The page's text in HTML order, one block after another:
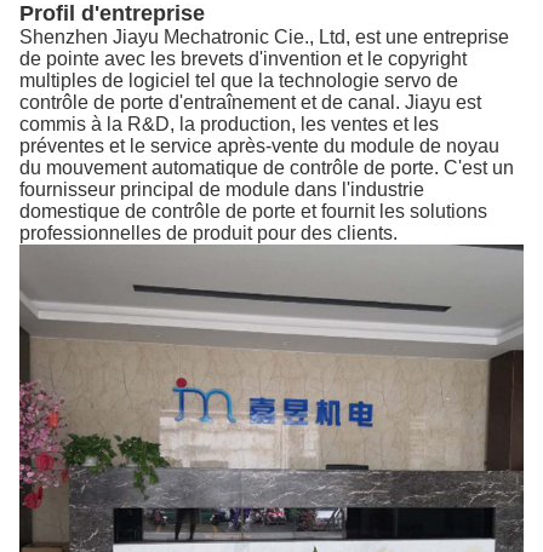
Profil d'entreprise
Shenzhen Jiayu Mechatronic Cie., Ltd, est une entreprise
de pointe avec les brevets d'invention et le copyright
multiples de logiciel tel que la technologie servo de
contrôle de porte d'entraînement et de canal. Jiayu est
commis à la R&D, la production, les ventes et les
préventes et le service après-vente du module de noyau
du mouvement automatique de contrôle de porte. C'est un
fournisseur principal de module dans l'industrie
domestique de contrôle de porte et fournit les solutions
professionnelles de produit pour des clients.